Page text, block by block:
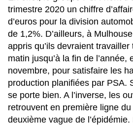
trimestre 2020 un chiffre
d’euros pour la division
de 1,2%. D’ailleurs, à
appris qu’ils devraient
matin jusqu’à la fin de l’année,
novembre, pour satisfaire les
production planifiées par PSA.
se porte bien. A l’inverse, les
retrouvent en première ligne
deuxième vague de l’épidémie.